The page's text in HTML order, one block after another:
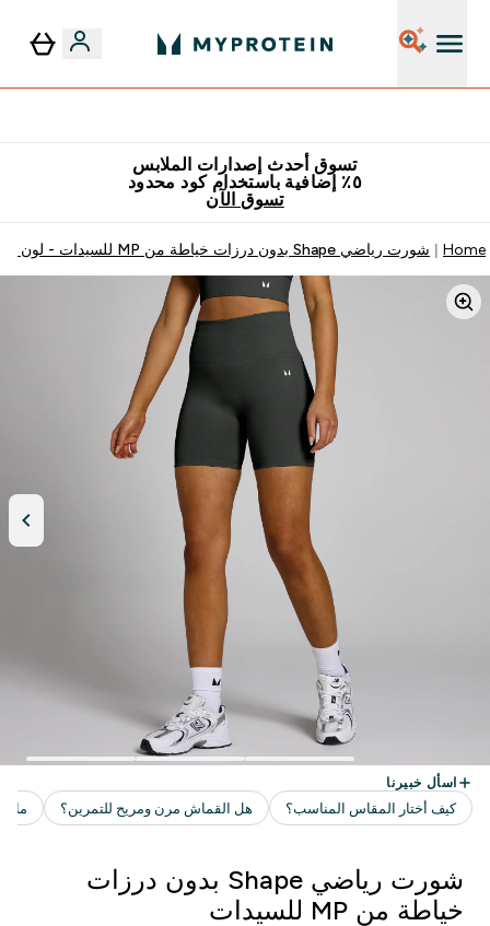
تسوق أحدث إصدارات الملابس
٥٪ إضافية باستخدام كود محدود
تسوق الآن
Home شورت رياضي Shape بدون درزات خياطة من MP للسيدات - لون رمادي داكن
شورت رياضي Shape بدون درزات
خياطة من MP للسيدات